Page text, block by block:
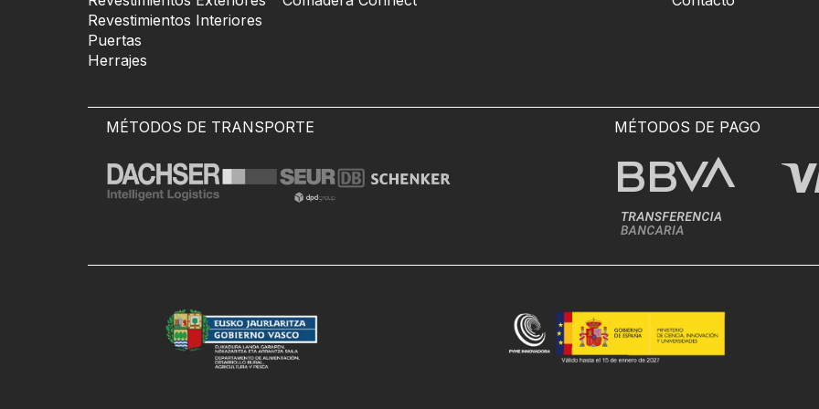
Revestimientos Interiores
Puertas
Herrajes
MÉTODOS DE TRANSPORTE MÉTODOS DE PAGO